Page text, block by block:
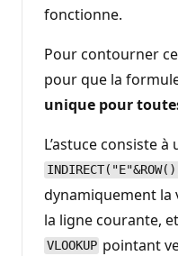
fonctionne.
Pour contourner
pour que la
unique pour
L’astuce consiste à
dynamiquement la
la ligne courante,
VLOOKUP pointant